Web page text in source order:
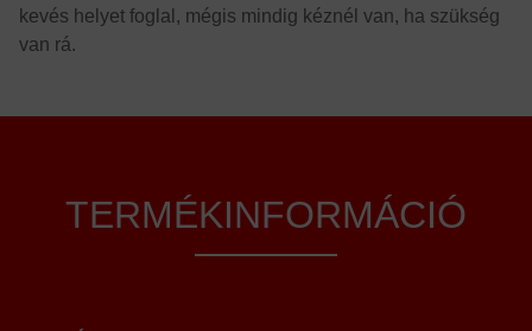
kevés helyet foglal, mégis mindig kéznél van, ha szükség
van rá.
TERMÉKINFORMÁCIÓ